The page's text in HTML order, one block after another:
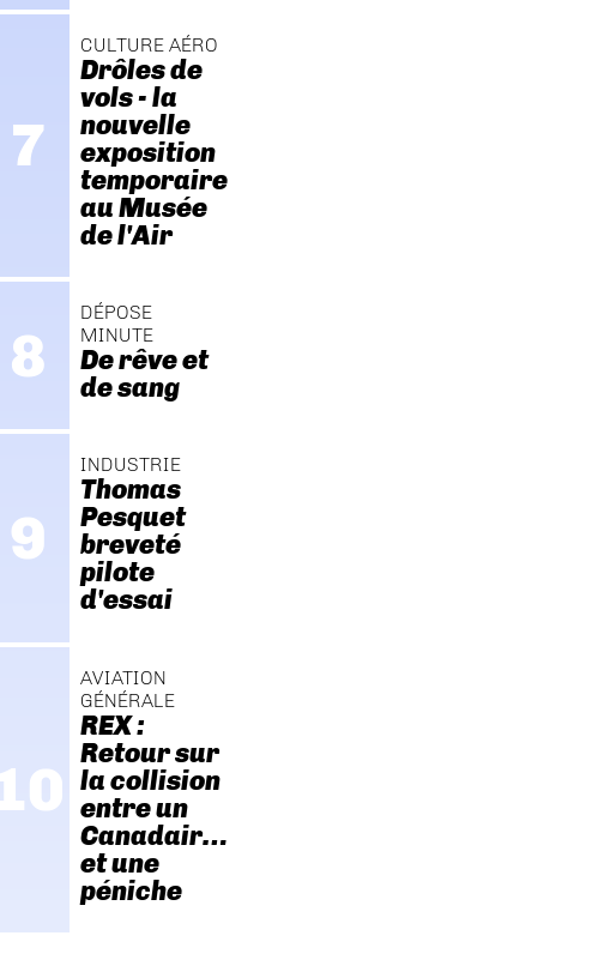
CULTURE AÉRO
Drôles de
vols - la
nouvelle
exposition
temporaire
au Musée
de l'Air
DÉPOSE
MINUTE
De rêve et
de sang
INDUSTRIE
Thomas
Pesquet
breveté
pilote
d'essai
AVIATION
GÉNÉRALE
REX :
Retour sur
la collision
entre un
Canadair…
et une
péniche